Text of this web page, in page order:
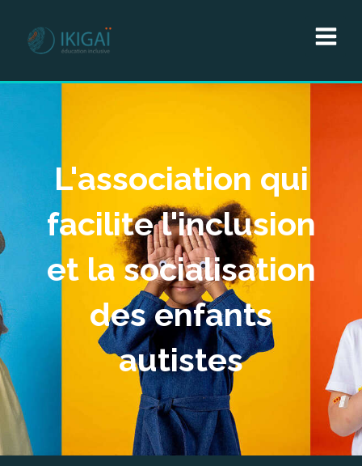
L'association qui
facilite l'inclusion
et la socialisation
des enfants
autistes